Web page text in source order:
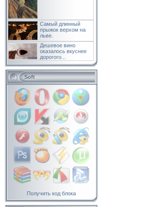
Самый длинный
прыжок верхом на
льве.
Дешевое вино
оказалось вкуснее
дорогого...
Soft
Получить код блока